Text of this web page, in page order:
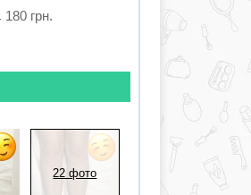
180 грн.
22 фото